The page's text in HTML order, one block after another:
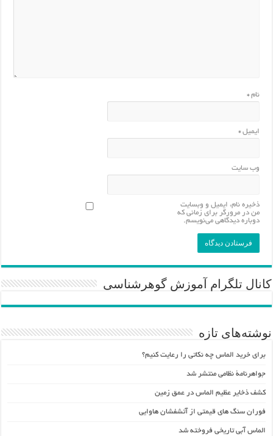
نام*
ایمیل*
وب‌ سایت
ذخیره نام، ایمیل و وبسایت
من در مرورگر برای زمانی که
دوباره دیدگاهی می‌نویسم.
کانال تلگرام آموزش گوهرشناسی
نوشته‌های تازه
برای خرید الماس چه نکاتی را رعایت کنیم؟
جواهرنامۀ نظامی منتشر شد
کشف ذخایر عظیم الماس در عمق زمین
فوران سنگ های قیمتی از آتشفشان هاوایی
الماس آبی تاریخی فروخته شد